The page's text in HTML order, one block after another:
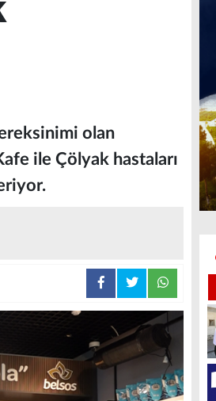
olan
ile Çölyak hastaları